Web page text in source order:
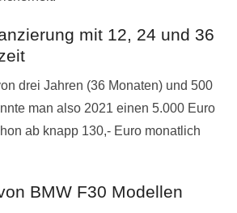
mit 12, 24 und 36
drei Jahren (36 Monaten) und 500
man also 2021 einen 5.000 Euro
ab knapp 130,- Euro monatlich
BMW F30 Modellen